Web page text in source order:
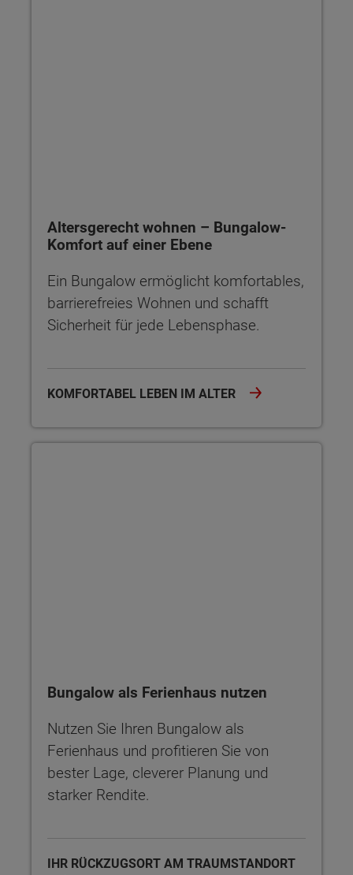
Altersgerecht wohnen – Bungalow-
Komfort auf einer Ebene
Ein Bungalow ermöglicht komfortables,
barrierefreies Wohnen und schafft
Sicherheit für jede Lebensphase.
KOMFORTABEL LEBEN IM ALTER
Bungalow als Ferienhaus nutzen
Nutzen Sie Ihren Bungalow als
Ferienhaus und profitieren Sie von
bester Lage, cleverer Planung und
starker Rendite.
IHR RÜCKZUGSORT AM TRAUMSTANDORT